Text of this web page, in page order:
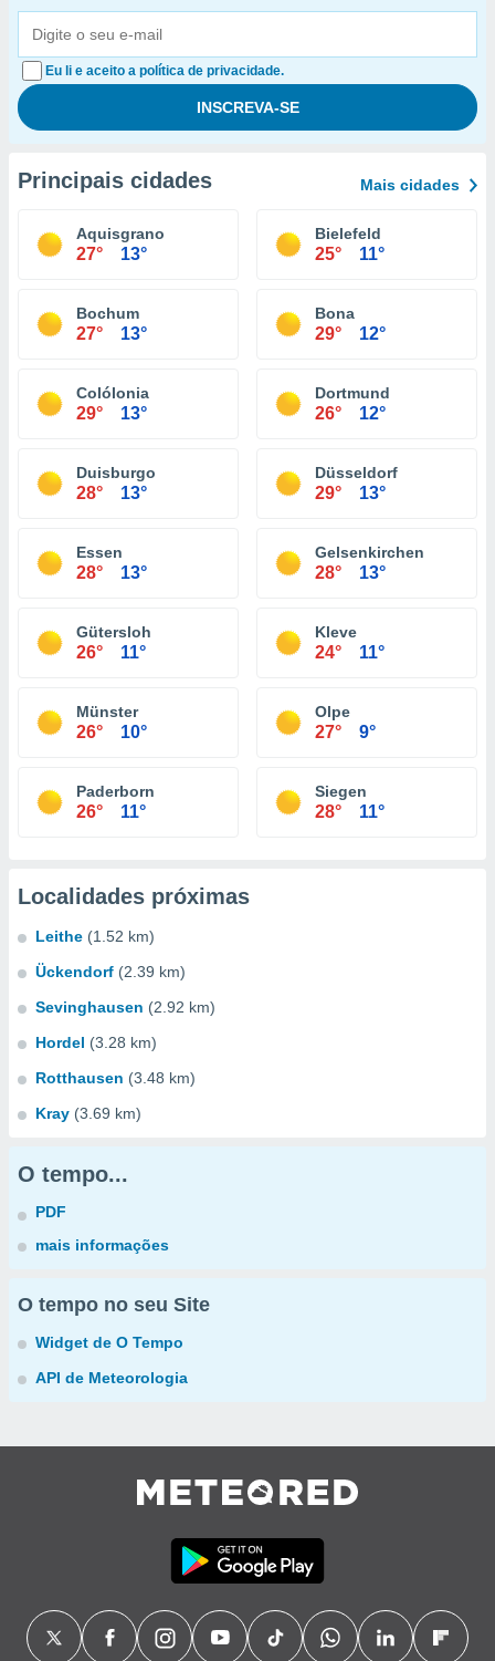
Eu li e aceito a política de privacidade.
Principais cidades Mais cidades
Aquisgrano
27° 13°
Bielefeld
25° 11°
Bochum
27° 13°
Bona
29° 12°
Colólonia
29° 13°
Dortmund
26° 12°
Duisburgo
28° 13°
Düsseldorf
29° 13°
Essen
28° 13°
Gelsenkirchen
28° 13°
Gütersloh
26° 11°
Kleve
24° 11°
Münster
26° 10°
Olpe
27° 9°
Paderborn
26° 11°
Siegen
28° 11°
Localidades próximas
Leithe (1.52 km)
Ückendorf (2.39 km)
Sevinghausen (2.92 km)
Hordel (3.28 km)
Rotthausen (3.48 km)
Kray (3.69 km)
O tempo...
PDF
mais informações
O tempo no seu Site
Widget de O Tempo
API de Meteorologia